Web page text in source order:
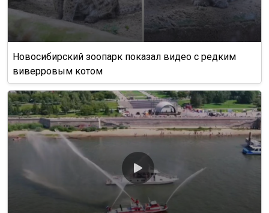
Новосибирский зоопарк показал видео с редким
виверровым котом